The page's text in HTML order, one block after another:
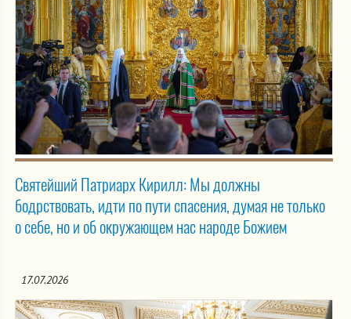
Святейший Патриарх Кирилл: Мы должны
бодрствовать, идти по пути спасения, думая не только
о себе, но и об окружающем нас народе Божием
17.07.2026